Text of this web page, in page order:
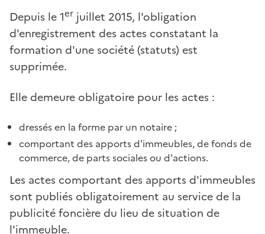
Depuis le 1er juillet 2015, l'obligation
d'enregistrement des actes constatant la
formation d'une société (statuts) est
supprimée.
Elle demeure obligatoire pour les actes :
dressés en la forme par un notaire ;
comportant des apports d'immeubles, de fonds de
commerce, de parts sociales ou d'actions.
Les actes comportant des apports d'immeubles
sont publiés obligatoirement au service de la
publicité foncière du lieu de situation de
l'immeuble.